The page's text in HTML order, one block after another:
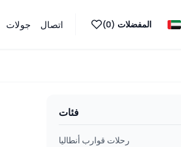
جولات اتصال المفضلات (0
)
فئات
رحلات قوارب أنطاليا